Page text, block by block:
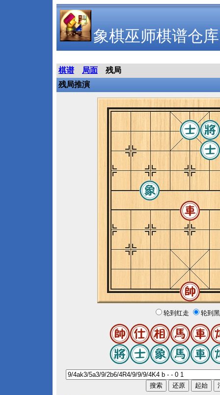
象棋巫师棋谱仓库
棋谱 局面
残局
残局推演
轮到红走 轮到